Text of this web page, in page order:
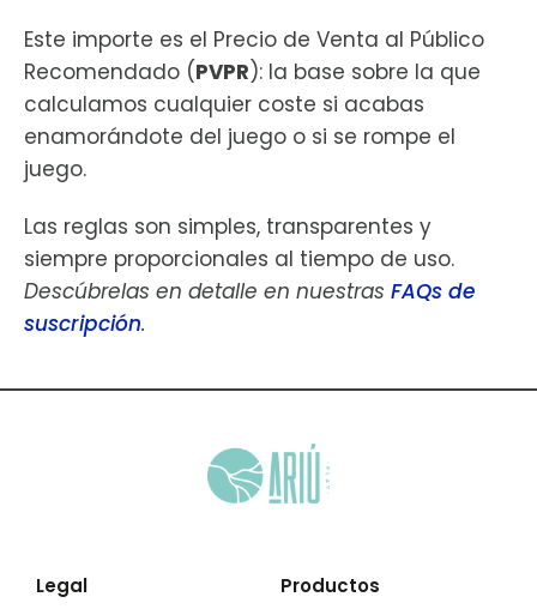
Este importe es el Precio de Venta al Público
Recomendado (PVPR): la base sobre la que
calculamos cualquier coste si acabas
enamorándote del juego o si se rompe el
juego.
Las reglas son simples, transparentes y
siempre proporcionales al tiempo de uso.
Descúbrelas en detalle en nuestras FAQs de
suscripción.
Legal Productos